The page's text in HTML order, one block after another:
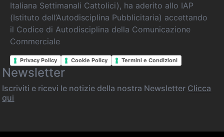
Italiana Settimanali Cattolici), ha aderito allo IAP
(Istituto dell’Autodisciplina Pubblicitaria) accettando
il Codice di Autodisciplina della Comunicazione
Commerciale
Privacy Policy Cookie Policy Termini e Condizioni
Newsletter
Iscriviti e ricevi le notizie della nostra Newsletter Clicca
qui